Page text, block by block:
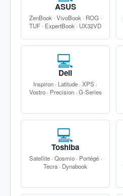
ASUS
ZenBook · VivoBook · ROG ·
TUF · ExpertBook · UX32VD
💻
Dell
Inspiron · Latitude · XPS ·
Vostro · Precision · G-Series
💻
Toshiba
Satellite · Qosmio · Portégé ·
Tecra · Dynabook